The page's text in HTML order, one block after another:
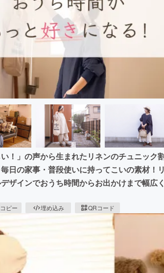
CAMPFIRE for Social Good
CAMPFIREふるさと納税
！」の声から生まれたリネンのチュニック
日の家事・普段使いに持ってこいの素材！リ
ザインでおうち時間からお出かけまで幅広く
ピー 埋め込み QRコード